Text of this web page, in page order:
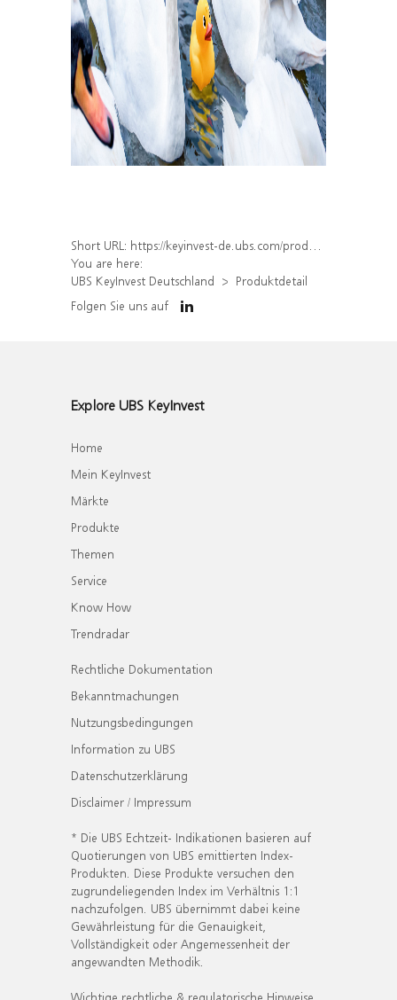
Short URL: https://keyinvest-de.ubs.com/produkt/detail/index/isin/DE000WA7H3F7
You are here:
UBS KeyInvest Deutschland
Produktdetail
Folgen Sie uns auf
Explore UBS KeyInvest
Home
Mein KeyInvest
Märkte
Produkte
Themen
Service
Know How
Trendradar
Rechtliche Dokumentation
Bekanntmachungen
Nutzungsbedingungen
Information zu UBS
Datenschutzerklärung
Disclaimer / Impressum
* Die UBS Echtzeit- Indikationen basieren auf
Quotierungen von UBS emittierten Index-
Produkten. Diese Produkte versuchen den
zugrundeliegenden Index im Verhältnis 1:1
nachzufolgen. UBS übernimmt dabei keine
Gewährleistung für die Genauigkeit,
Vollständigkeit oder Angemessenheit der
angewandten Methodik.